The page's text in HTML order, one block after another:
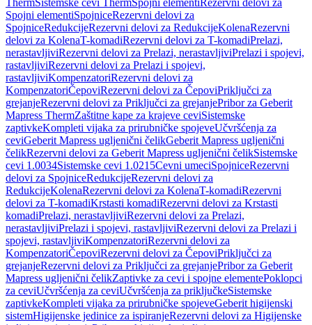
ThermSistemske cevi ThermSpojni elementi Rezervni delovi za
Spojni elementiSpojniceRezervni delovi za
SpojniceRedukcijeRezervni delovi za RedukcijeKolenaRezervni
delovi za KolenaT-komadiRezervni delovi za T-komadiPrelazi,
nerastavljiviRezervni delovi za Prelazi, nerastavljiviPrelazi i spojevi,
rastavljiviRezervni delovi za Prelazi i spojevi,
rastavljiviKompenzatoriRezervni delovi za
KompenzatoriČepoviRezervni delovi za ČepoviPriključci za
grejanjeRezervni delovi za Priključci za grejanjePribor za Geberit
Mapress ThermZaštitne kape za krajeve ceviSistemske
zaptivkeKompleti vijaka za prirubničke spojeveUčvršćenja za
ceviGeberit Mapress ugljenični čelikGeberit Mapress ugljenični
čelikRezervni delovi za Geberit Mapress ugljenični čelikSistemske
cevi 1.0034Sistemske cevi 1.0215Cevni umeciSpojniceRezervni
delovi za SpojniceRedukcijeRezervni delovi za
RedukcijeKolenaRezervni delovi za KolenaT-komadiRezervni
delovi za T-komadiKrstasti komadiRezervni delovi za Krstasti
komadiPrelazi, nerastavljiviRezervni delovi za Prelazi,
nerastavljiviPrelazi i spojevi, rastavljiviRezervni delovi za Prelazi i
spojevi, rastavljiviKompenzatoriRezervni delovi za
KompenzatoriČepoviRezervni delovi za ČepoviPriključci za
grejanjeRezervni delovi za Priključci za grejanjePribor za Geberit
Mapress ugljenični čelikZaptivke za cevi i spojne elementePoklopci
za ceviUčvršćenja za ceviUčvršćenja za priključkeSistemske
zaptivkeKompleti vijaka za prirubničke spojeveGeberit higijenski
sistemHigijenske jedinice za ispiranjeRezervni delovi za Higijenske